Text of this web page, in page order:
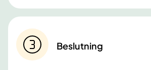
Beslutning